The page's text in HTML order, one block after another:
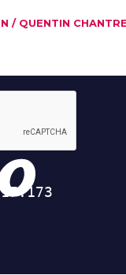
/ QUENTIN